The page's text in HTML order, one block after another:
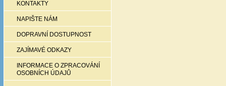
KONTAKTY
NAPIŠTE NÁM
DOPRAVNÍ DOSTUPNOST
ZAJÍMAVÉ ODKAZY
INFORMACE O ZPRACOVÁNÍ
OSOBNÍCH ÚDAJŮ